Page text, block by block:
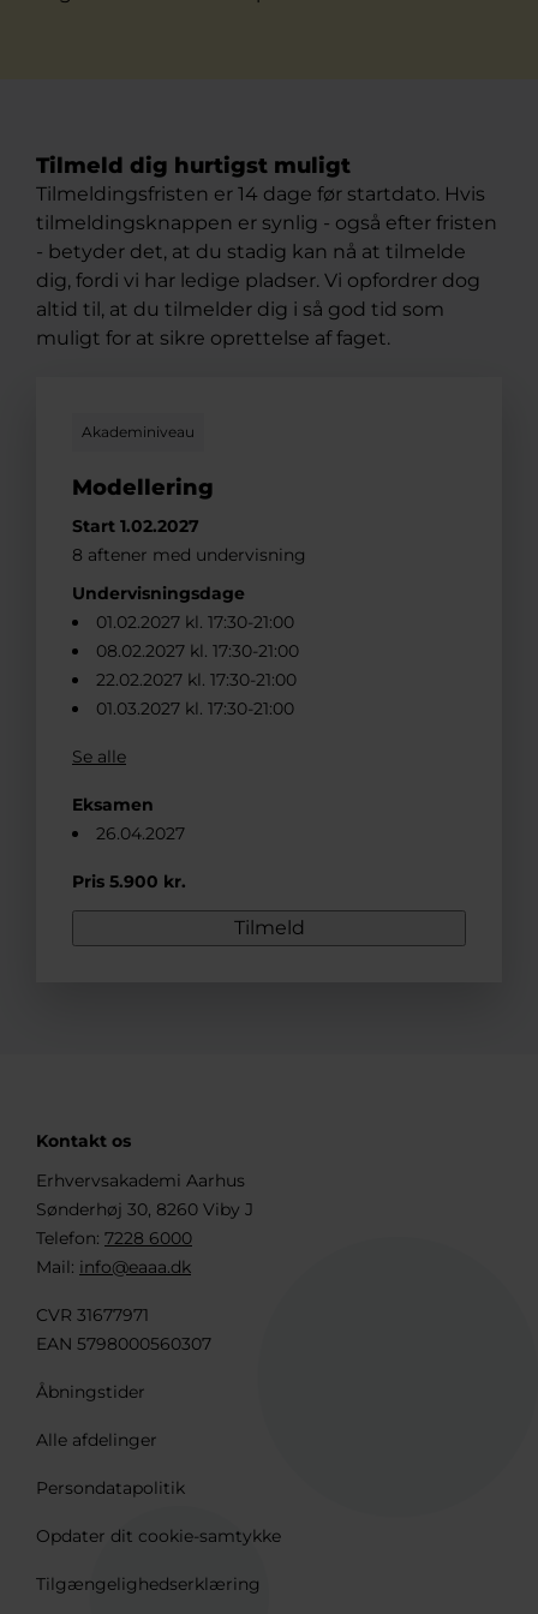
Tilmeld dig hurtigst muligt
Tilmeldingsfristen er 14 dage før startdato. Hvis
tilmeldingsknappen er synlig - også efter fristen
- betyder det, at du stadig kan nå at tilmelde
dig, fordi vi har ledige pladser. Vi opfordrer dog
altid til, at du tilmelder dig i så god tid som
muligt for at sikre oprettelse af faget.
Akademiniveau
Modellering
Start 1.02.2027
8 aftener med undervisning
Undervisningsdage
01.02.2027 kl. 17:30-21:00
08.02.2027 kl. 17:30-21:00
22.02.2027 kl. 17:30-21:00
01.03.2027 kl. 17:30-21:00
Se alle
Eksamen
26.04.2027
Pris 5.900 kr.
Tilmeld
Kontakt os
Erhvervsakademi Aarhus
Sønderhøj 30, 8260 Viby J
Telefon: 7228 6000
Mail: info@eaaa.dk
CVR 31677971
EAN 5798000560307
Åbningstider
Alle afdelinger
Persondatapolitik
Opdater dit cookie-samtykke
Tilgængelighedserklæring